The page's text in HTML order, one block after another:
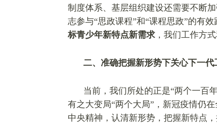
制度体系、基层组织建设还需要不断
志参与“思政课程”和“课程思政”的有
标青少年新特点新需求 ，我们工作方
二、准确把握新形势下关心下一代
当前，我们所处的正是“两个一百
有之大变局“两个大局”，新冠疫情仍
中央精神，认清新形势，把握新特点